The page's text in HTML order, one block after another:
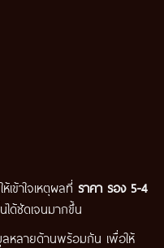
ข้าใจเหตุผลที่ ราคา รอง 5-4
ได้ชัดเจนมากขึ้น
หลายด้านพร้อมกัน เพื่อให้